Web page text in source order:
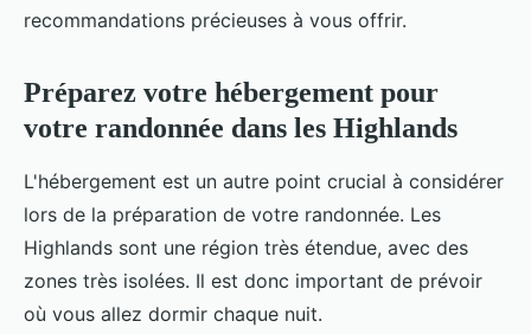
recommandations précieuses à vous offrir.
Préparez votre hébergement pour
votre randonnée dans les Highlands
L'hébergement est un autre point crucial à considérer
lors de la préparation de votre randonnée. Les
Highlands sont une région très étendue, avec des
zones très isolées. Il est donc important de prévoir
où vous allez dormir chaque nuit.